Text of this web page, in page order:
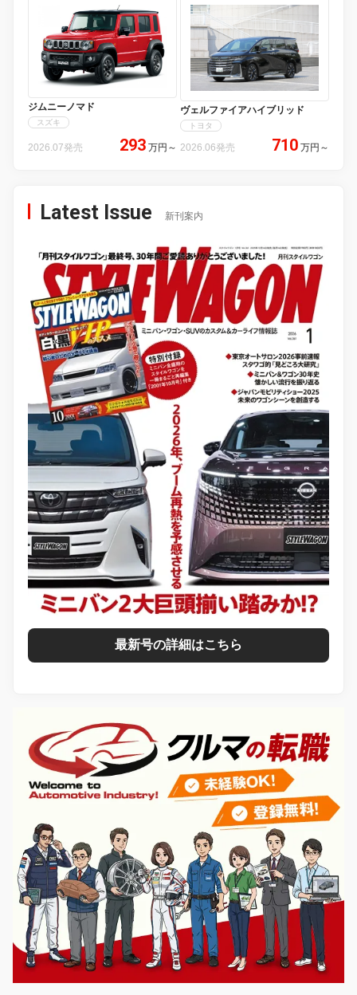
ジムニーノマド
スズキ
2026.07発売 293 万円 ～
ヴェルファイアハイブリッド
トヨタ
2026.06発売 710 万円 ～
Latest Issue 新刊案内
最新号の詳細はこちら